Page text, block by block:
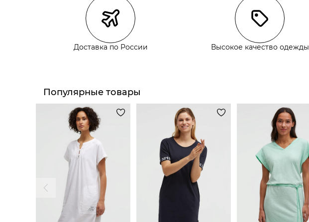
Самовывоз из пункта выдачи СДЭК
Самовывоз из наших магазинов
Доставка по России Высокое качество одежды
Популярные товары